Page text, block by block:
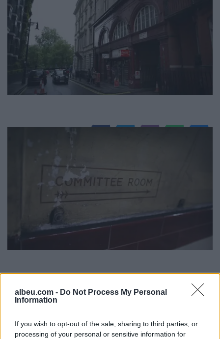
albeu.com - Do Not Process My Personal
Information
If you wish to opt-out of the sale, sharing to third parties, or
processing of your personal or sensitive information for